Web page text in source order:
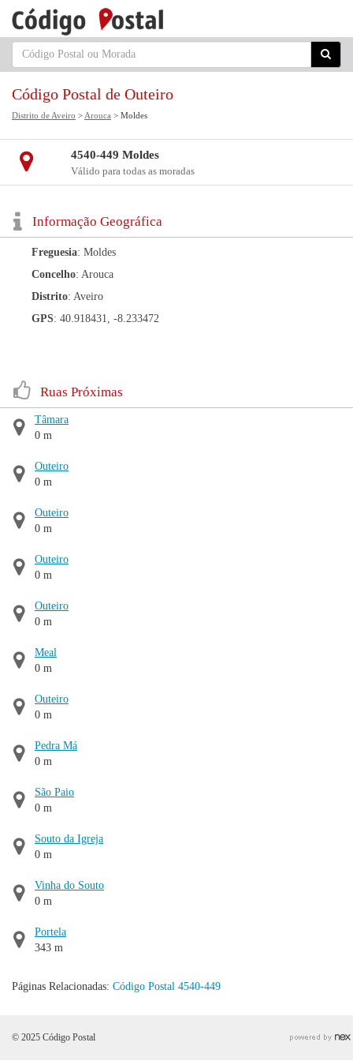
Código Postal de Outeiro
Distrito de Aveiro > Arouca > Moldes
4540-449 Moldes
Válido para todas as moradas
Informação Geográfica
Freguesia: Moldes
Concelho: Arouca
Distrito: Aveiro
GPS: 40.918431, -8.233472
Ruas Próximas
Tâmara
0 m
Outeiro
0 m
Outeiro
0 m
Outeiro
0 m
Outeiro
0 m
Meal
0 m
Outeiro
0 m
Pedra Má
0 m
São Paio
0 m
Souto da Igreja
0 m
Vinha do Souto
0 m
Portela
343 m
Páginas Relacionadas: Código Postal 4540-449
© 2025 Código Postal